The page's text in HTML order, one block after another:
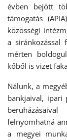
évben bejött
támogatás
közösségi
a siránkozással
mérten
kőből is vizet
Nálunk, a
bankjaival, ipari
felnyomhatná
a megyei